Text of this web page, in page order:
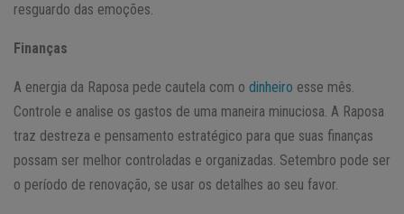
resguardo das emoções.
Finanças
A energia da Raposa pede cautela com o dinheiro esse mês.
Controle e analise os gastos de uma maneira minuciosa. A Raposa
traz destreza e pensamento estratégico para que suas finanças
possam ser melhor controladas e organizadas. Setembro pode ser
o período de renovação, se usar os detalhes ao seu favor.